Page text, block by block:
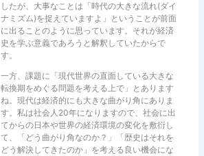
したが、大事なことは「時代の大きな流れ(ダイ
ナミズム)を捉えていますよ」ということが前面
に出ることのように思っています。それが経済
史を学ぶ意義であろうと解釈していたからで
す。
一方、課題に「現代世界の直面している大きな
転換期をめぐる問題を考える上で」とあります
ね。現代は経済的にも大きな曲がり角にありま
す。私は社会人20年になりますので、社会に出
てからの日本や世界の経済環境の変化を敷衍し
て、「どう曲がり角なのか？」「歴史はそれを
どう解決してきたのか」を考える良い機会にな